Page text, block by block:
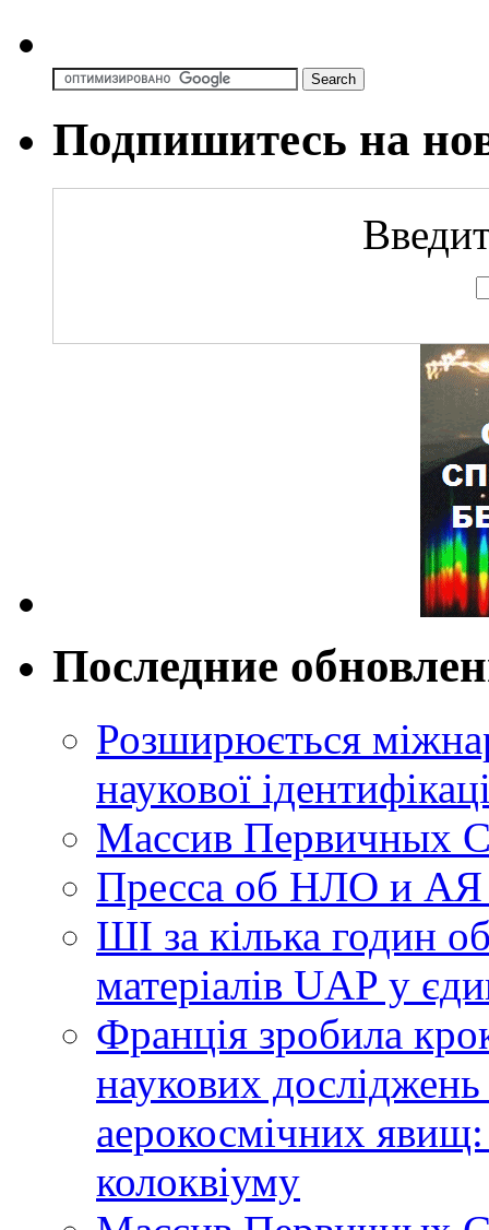
Подпишитесь на
Последние
Розширюється
наукової
Массив Первичных
Пресса об НЛО и
ШІ за кілька годин
матеріалів UAP у
Франція зробила
наукових
аерокосмічних
колоквіуму